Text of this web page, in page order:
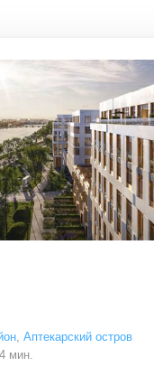
, Аптекарский остров
мин.